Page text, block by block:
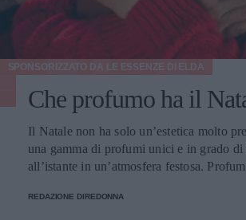
Che profumo ha il
Il Natale non ha solo un’estetica molto
una gamma di profumi unici e in grado
all’istante in un’atmosfera festosa.
SPONSORIZZATO DA LE ESSENZE DI ELDA
REDAZIONE DIREDONNA